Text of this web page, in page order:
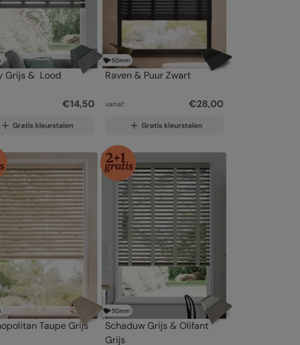
Grijs &  Lood
€14,50
Gratis kleurstalen
50mm
Raven & Puur Zwart
vanaf: €28,00
Gratis kleurstalen
Taupe Grijs
50mm
Schaduw Grijs & Olifant
Grijs